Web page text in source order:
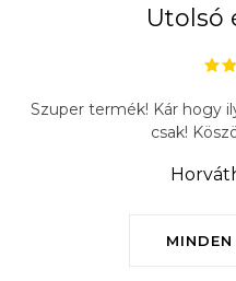
Utolsó
MINDEN
Szuper termék! Kár hogy
csak!